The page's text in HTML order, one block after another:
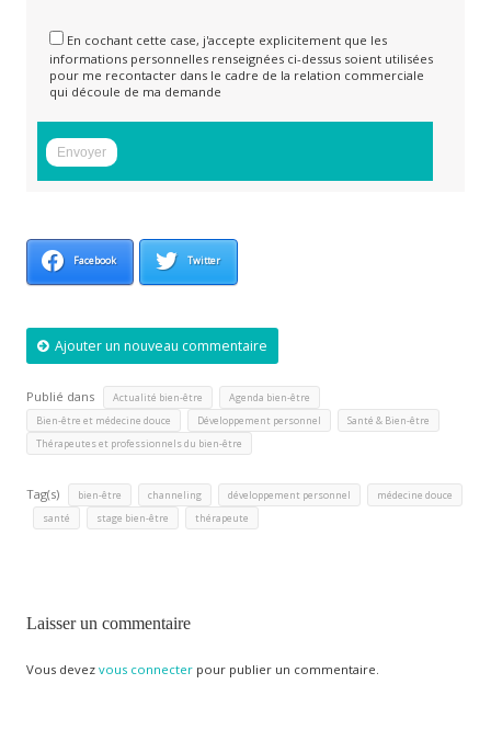
En cochant cette case, j'accepte explicitement que les
informations personnelles renseignées ci-dessus soient utilisées
pour me recontacter dans le cadre de la relation commerciale
qui découle de ma demande
Facebook Twitter
Ajouter un nouveau commentaire
Publié dans Actualité bien-être Agenda bien-être
Bien-être et médecine douce Développement personnel Santé & Bien-être
Thérapeutes et professionnels du bien-être
Tag(s) bien-être channeling développement personnel médecine douce
santé stage bien-être thérapeute
Laisser un commentaire
Vous devez vous connecterpour publier un commentaire.